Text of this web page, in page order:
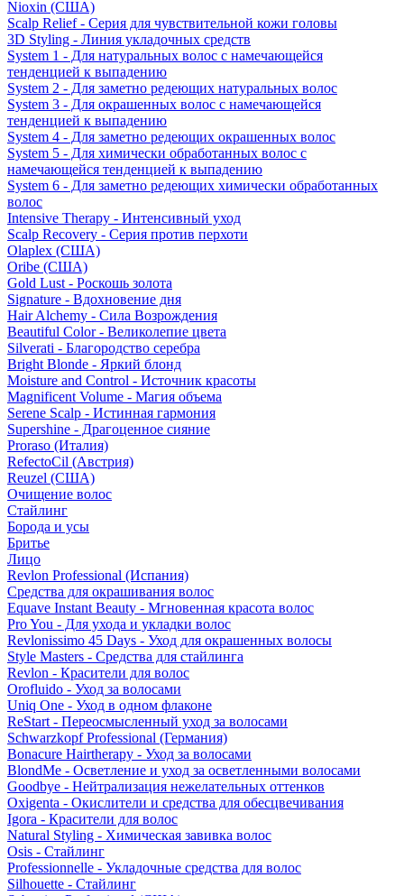
Nioxin (США)
Scalp Relief - Серия для чувствительной кожи головы
3D Styling - Линия укладочных средств
System 1 - Для натуральных волос с намечающейся
тенденцией к выпадению
System 2 - Для заметно редеющих натуральных волос
System 3 - Для окрашенных волос с намечающейся
тенденцией к выпадению
System 4 - Для заметно редеющих окрашенных волос
System 5 - Для химически обработанных волос с
намечающейся тенденцией к выпадению
System 6 - Для заметно редеющих химически обработанных
волос
Intensive Therapy - Интенсивный уход
Scalp Recovery - Серия против перхоти
Olaplex (США)
Oribe (США)
Gold Lust - Роскошь золота
Signature - Вдохновение дня
Hair Alchemy - Сила Возрождения
Beautiful Color - Великолепие цвета
Silverati - Благородство серебра
Bright Blonde - Яркий блонд
Moisture and Control - Источник красоты
Magnificent Volume - Магия объема
Serene Scalp - Истинная гармония
Supershine - Драгоценное сияние
Proraso (Италия)
RefectoCil (Австрия)
Reuzel (США)
Очищение волос
Стайлинг
Борода и усы
Бритье
Лицо
Revlon Professional (Испания)
Средства для окрашивания волос
Equave Instant Beauty - Мгновенная красота волос
Pro You - Для ухода и укладки волос
Revlonissimo 45 Days - Уход для окрашенных волосы
Style Masters - Средства для стайлинга
Revlon - Красители для волос
Orofluido - Уход за волосами
Uniq One - Уход в одном флаконе
ReStart - Переосмысленный уход за волосами
Schwarzkopf Professional (Германия)
Bonacure Hairtherapy - Уход за волосами
BlondMe - Осветление и уход за осветленными волосами
Goodbye - Нейтрализация нежелательных оттенков
Oxigenta - Окислители и средства для обесцвечивания
Igora - Красители для волос
Natural Styling - Химическая завивка волос
Osis - Стайлинг
Professionnelle - Укладочные средства для волос
Silhouette - Стайлинг